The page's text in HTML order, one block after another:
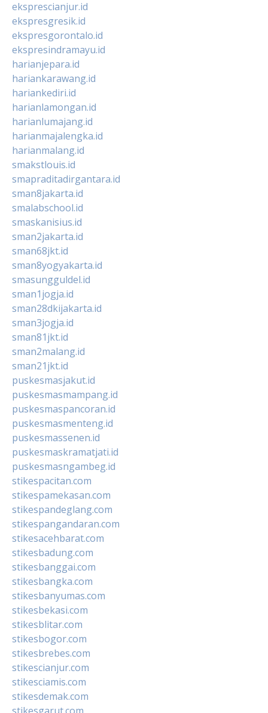
eksprescianjur.id
ekspresgresik.id
ekspresgorontalo.id
ekspresindramayu.id
harianjepara.id
hariankarawang.id
hariankediri.id
harianlamongan.id
harianlumajang.id
harianmajalengka.id
harianmalang.id
smakstlouis.id
smapraditadirgantara.id
sman8jakarta.id
smalabschool.id
smaskanisius.id
sman2jakarta.id
sman68jkt.id
sman8yogyakarta.id
smasungguldel.id
sman1jogja.id
sman28dkijakarta.id
sman3jogja.id
sman81jkt.id
sman2malang.id
sman21jkt.id
puskesmasjakut.id
puskesmasmampang.id
puskesmaspancoran.id
puskesmasmenteng.id
puskesmassenen.id
puskesmaskramatjati.id
puskesmasngambeg.id
stikespacitan.com
stikespamekasan.com
stikespandeglang.com
stikespangandaran.com
stikesacehbarat.com
stikesbadung.com
stikesbanggai.com
stikesbangka.com
stikesbanyumas.com
stikesbekasi.com
stikesblitar.com
stikesbogor.com
stikesbrebes.com
stikescianjur.com
stikesciamis.com
stikesdemak.com
stikesgarut.com